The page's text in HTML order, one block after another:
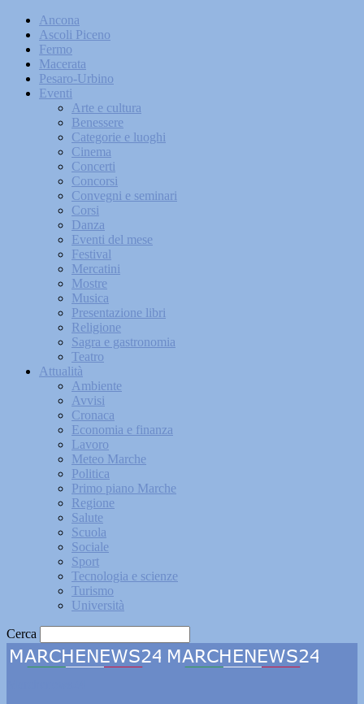
Ancona
Ascoli Piceno
Fermo
Macerata
Pesaro-Urbino
Eventi
Arte e cultura
Benessere
Categorie e luoghi
Cinema
Concerti
Concorsi
Convegni e seminari
Corsi
Danza
Eventi del mese
Festival
Mercatini
Mostre
Musica
Presentazione libri
Religione
Sagra e gastronomia
Teatro
Attualità
Ambiente
Avvisi
Cronaca
Economia e finanza
Lavoro
Meteo Marche
Politica
Primo piano Marche
Regione
Salute
Scuola
Sociale
Sport
Tecnologia e scienze
Turismo
Università
Cerca